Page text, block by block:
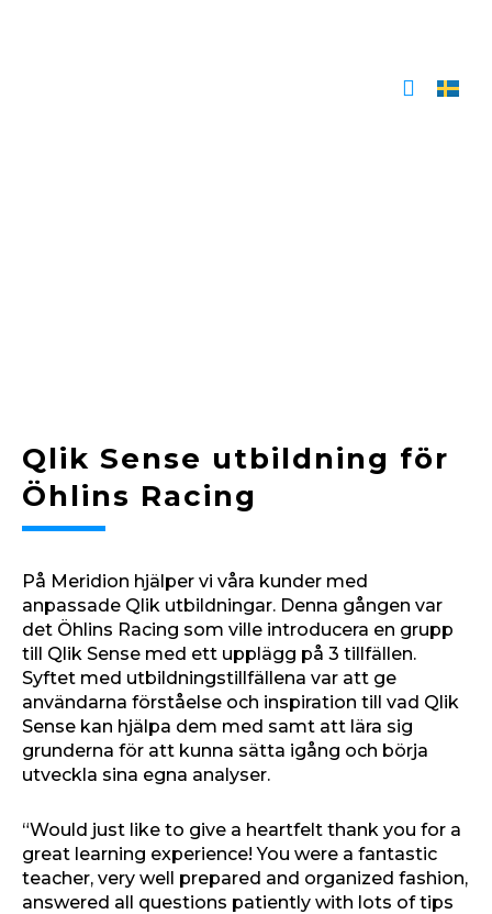
Qlik Sense utbildning för
Öhlins Racing
På Meridion hjälper vi våra kunder med
anpassade Qlik utbildningar. Denna gången var
det Öhlins Racing som ville introducera en grupp
till Qlik Sense med ett upplägg på 3 tillfällen.
Syftet med utbildningstillfällena var att ge
användarna förståelse och inspiration till vad Qlik
Sense kan hjälpa dem med samt att lära sig
grunderna för att kunna sätta igång och börja
utveckla sina egna analyser.
“Would just like to give a heartfelt thank you for a
great learning experience! You were a fantastic
teacher, very well prepared and organized fashion,
answered all questions patiently with lots of tips